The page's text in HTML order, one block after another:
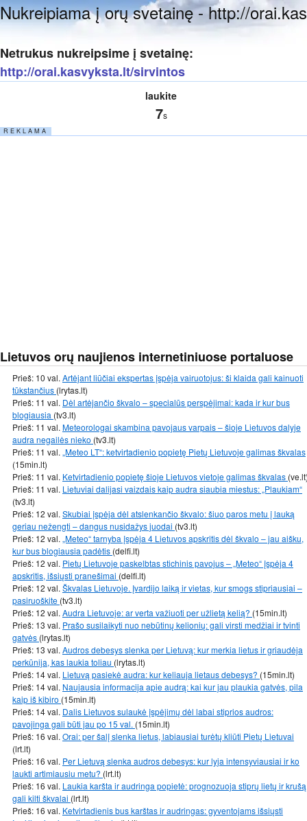
Nukreipiama į orų svetainę - http://
Netrukus nukreipsime į svetainę:
http://orai.kasvyksta.lt/sirvintos
laukite
7s
R E K L A M A
Lietuvos orų naujienos internetiniuose portaluose
Prieš: 10 val. Artėjant liūčiai ekspertas įspėja vairuotojus: ši klaida gali kainuoti
tūkstančius (lrytas.lt)
Prieš: 11 val. Dėl artėjančio škvalo – specialūs perspėjimai: kada ir kur bus
blogiausia (tv3.lt)
Prieš: 11 val. Meteorologai skambina pavojaus varpais – šioje Lietuvos dalyje
audra negailės nieko (tv3.lt)
Prieš: 11 val. „Meteo LT“: ketvirtadienio popietę Pietų Lietuvoje galimas škvalas
(15min.lt)
Prieš: 11 val. Ketvirtadienio popietę šioje Lietuvos vietoje galimas škvalas
Prieš: 11 val. Lietuviai dalijasi vaizdais kaip audra siaubia miestus: „Plaukiam“
(tv3.lt)
Prieš: 12 val. Skubiai įspėja dėl atslenkančio škvalo: šiuo paros metu į lauką
geriau nežengti – dangus nusidažys juodai (tv3.lt)
Prieš: 12 val. „Meteo“ tarnyba įspėja 4 Lietuvos apskritis dėl škvalo – jau aišku,
kur bus blogiausia padėtis (delfi.lt)
Prieš: 12 val. Pietų Lietuvoje paskelbtas stichinis pavojus – „Meteo“ įspėja 4
apskritis, išsiųsti pranešimai (delfi.lt)
Prieš: 12 val. Škvalas Lietuvoje. Įvardijo laiką ir vietas, kur smogs stipriausiai –
pasiruoškite (tv3.lt)
Prieš: 12 val. Audra Lietuvoje: ar verta važiuoti per užlietą kelią? (15min.lt)
Prieš: 13 val. Prašo susilaikyti nuo nebūtinų kelionių: gali virsti medžiai ir tvinti
gatvės (lrytas.lt)
Prieš: 13 val. Audros debesys slenka per Lietuvą: kur merkia lietus ir griaudėja
perkūnija, kas laukia toliau (lrytas.lt)
Prieš: 14 val. Lietuvą pasiekė audra: kur keliauja lietaus debesys? (15min.lt)
Prieš: 14 val. Naujausia informacija apie audrą: kai kur jau plaukia gatvės, pila
kaip iš kibiro (15min.lt)
Prieš: 14 val. Dalis Lietuvos sulaukė įspėjimų dėl labai stiprios audros:
pavojinga gali būti jau po 15 val. (15min.lt)
Prieš: 16 val. Orai: per šalį slenka lietus, labiausiai turėtų kliūti Pietų Lietuvai
(lrt.lt)
Prieš: 16 val. Per Lietuvą slenka audros debesys: kur lyja intensyviausiai ir ko
laukti artimiausiu metu? (lrt.lt)
Prieš: 16 val. Laukia karšta ir audringa popietė: prognozuoja stiprų lietų ir
gali kilti škvalai (lrt.lt)
Prieš: 16 val. Ketvirtadienis bus karštas ir audringas: gyventojams išsiųsti